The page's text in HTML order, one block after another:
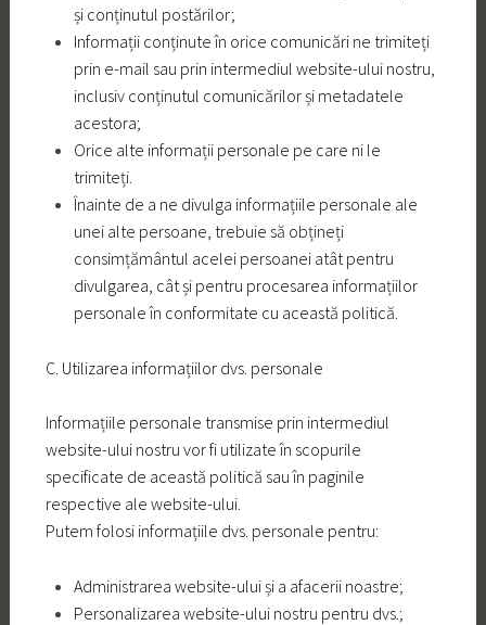
și conținutul postărilor;
Informații conținute în orice comunicări ne trimiteți
prin e-mail sau prin intermediul website-ului nostru,
inclusiv conținutul comunicărilor și metadatele
acestora;
Orice alte informații personale pe care ni le
trimiteți.
Înainte de a ne divulga informațiile personale ale
unei alte persoane, trebuie să obțineți
consimțământul acelei persoanei atât pentru
divulgarea, cât și pentru procesarea informațiilor
personale în conformitate cu această politică.
C. Utilizarea informațiilor dvs. personale
Informațiile personale transmise prin intermediul
website-ului nostru vor fi utilizate în scopurile
specificate de această politică sau în paginile
respective ale website-ului.
Putem folosi informațiile dvs. personale pentru:
Administrarea website-ului și a afacerii noastre;
Personalizarea website-ului nostru pentru dvs.;